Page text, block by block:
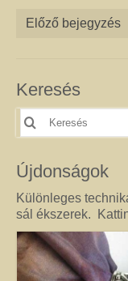
találja. Nem csak
kedvelt színekhez illő
örömöt szerez.
Drót ékszer
egyéniség sem. A
alkotás közben derül
a foglalatot.) Még
készült darabok
csiszoltak. A drót
fantáziától egyedi a
Előző bejegyzés
Keresés
Keresés
erre:
Újdonságok
Különleges
sál ékszerek.